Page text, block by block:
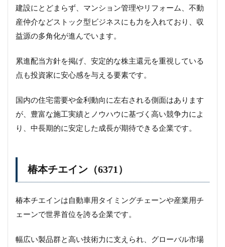
建設にとどまらず、マンション管理やリフォーム、不動
産仲介などストック型ビジネスにも力を入れており、収
益源の多角化が進んでいます。
累進配当方針を掲げ、安定的な株主還元を重視している
点も投資家に安心感を与える要素です。
国内の住宅需要や金利動向に左右される側面はあります
が、豊富な施工実績とノウハウに基づく高い競争力によ
り、中長期的に安定した成長が期待できる企業です。
椿本チエイン（6371）
椿本チエインは自動車用タイミングチェーンや産業用チ
ェーンで世界首位を誇る企業です。
幅広い製品群と高い技術力に支えられ、グローバル市場